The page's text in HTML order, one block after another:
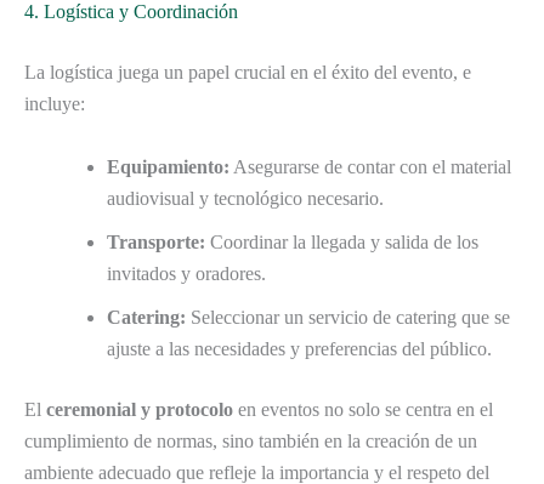
4. Logística y Coordinación
La logística juega un papel crucial en el éxito del evento, e
incluye:
Equipamiento: Asegurarse de contar con el material
audiovisual y tecnológico necesario.
Transporte: Coordinar la llegada y salida de los
invitados y oradores.
Catering: Seleccionar un servicio de catering que se
ajuste a las necesidades y preferencias del público.
El ceremonial y protocolo en eventos no solo se centra en el
cumplimiento de normas, sino también en la creación de un
ambiente adecuado que refleje la importancia y el respeto del